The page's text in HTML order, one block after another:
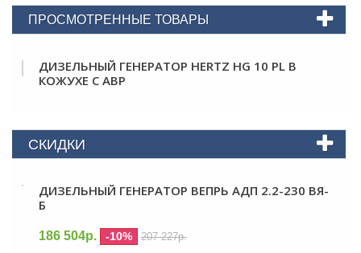
ПРОСМОТРЕННЫЕ ТОВАРЫ
ДИЗЕЛЬНЫЙ ГЕНЕРАТОР HERTZ HG 10 PL В
КОЖУХЕ С АВР
СКИДКИ
ДИЗЕЛЬНЫЙ ГЕНЕРАТОР ВЕПРЬ АДП 2.2-230 ВЯ-
Б
186 504р. -10% 207 227р.